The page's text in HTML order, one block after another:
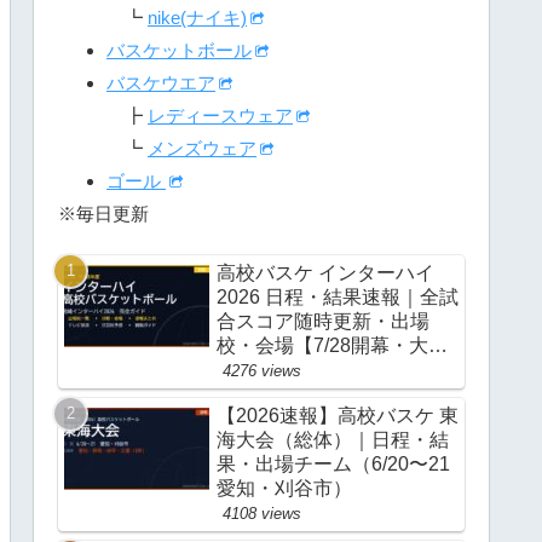
┗ nike(ナイキ)
バスケットボール
バスケウエア
┣ レディースウェア
┗ メンズウェア
ゴール
※毎日更新
高校バスケ インターハイ
2026 日程・結果速報｜全試
合スコア随時更新・出場
校・会場【7/28開幕・大
阪】
4276 views
【2026速報】高校バスケ 東
海大会（総体）｜日程・結
果・出場チーム（6/20〜21
愛知・刈谷市）
4108 views